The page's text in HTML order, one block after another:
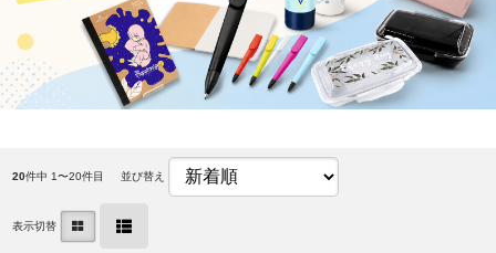
20件中 1〜20件目 並び替え
表示切替